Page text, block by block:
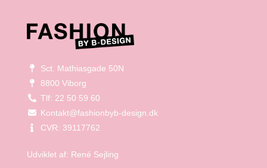
Sct. Mathiasgade 50N
8800 Viborg
Tlf: 22 50 59 60
Kontakt@fashionbyb-design.dk
CVR: 39117762
Udviklet af: René Sejling